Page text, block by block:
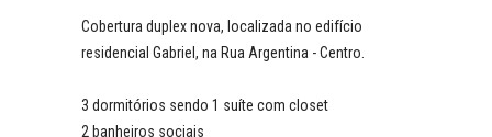
Cobertura duplex nova, localizada no edifício
residencial Gabriel, na Rua Argentina - Centro.
3 dormitórios sendo 1 suíte com closet
2 banheiros sociais